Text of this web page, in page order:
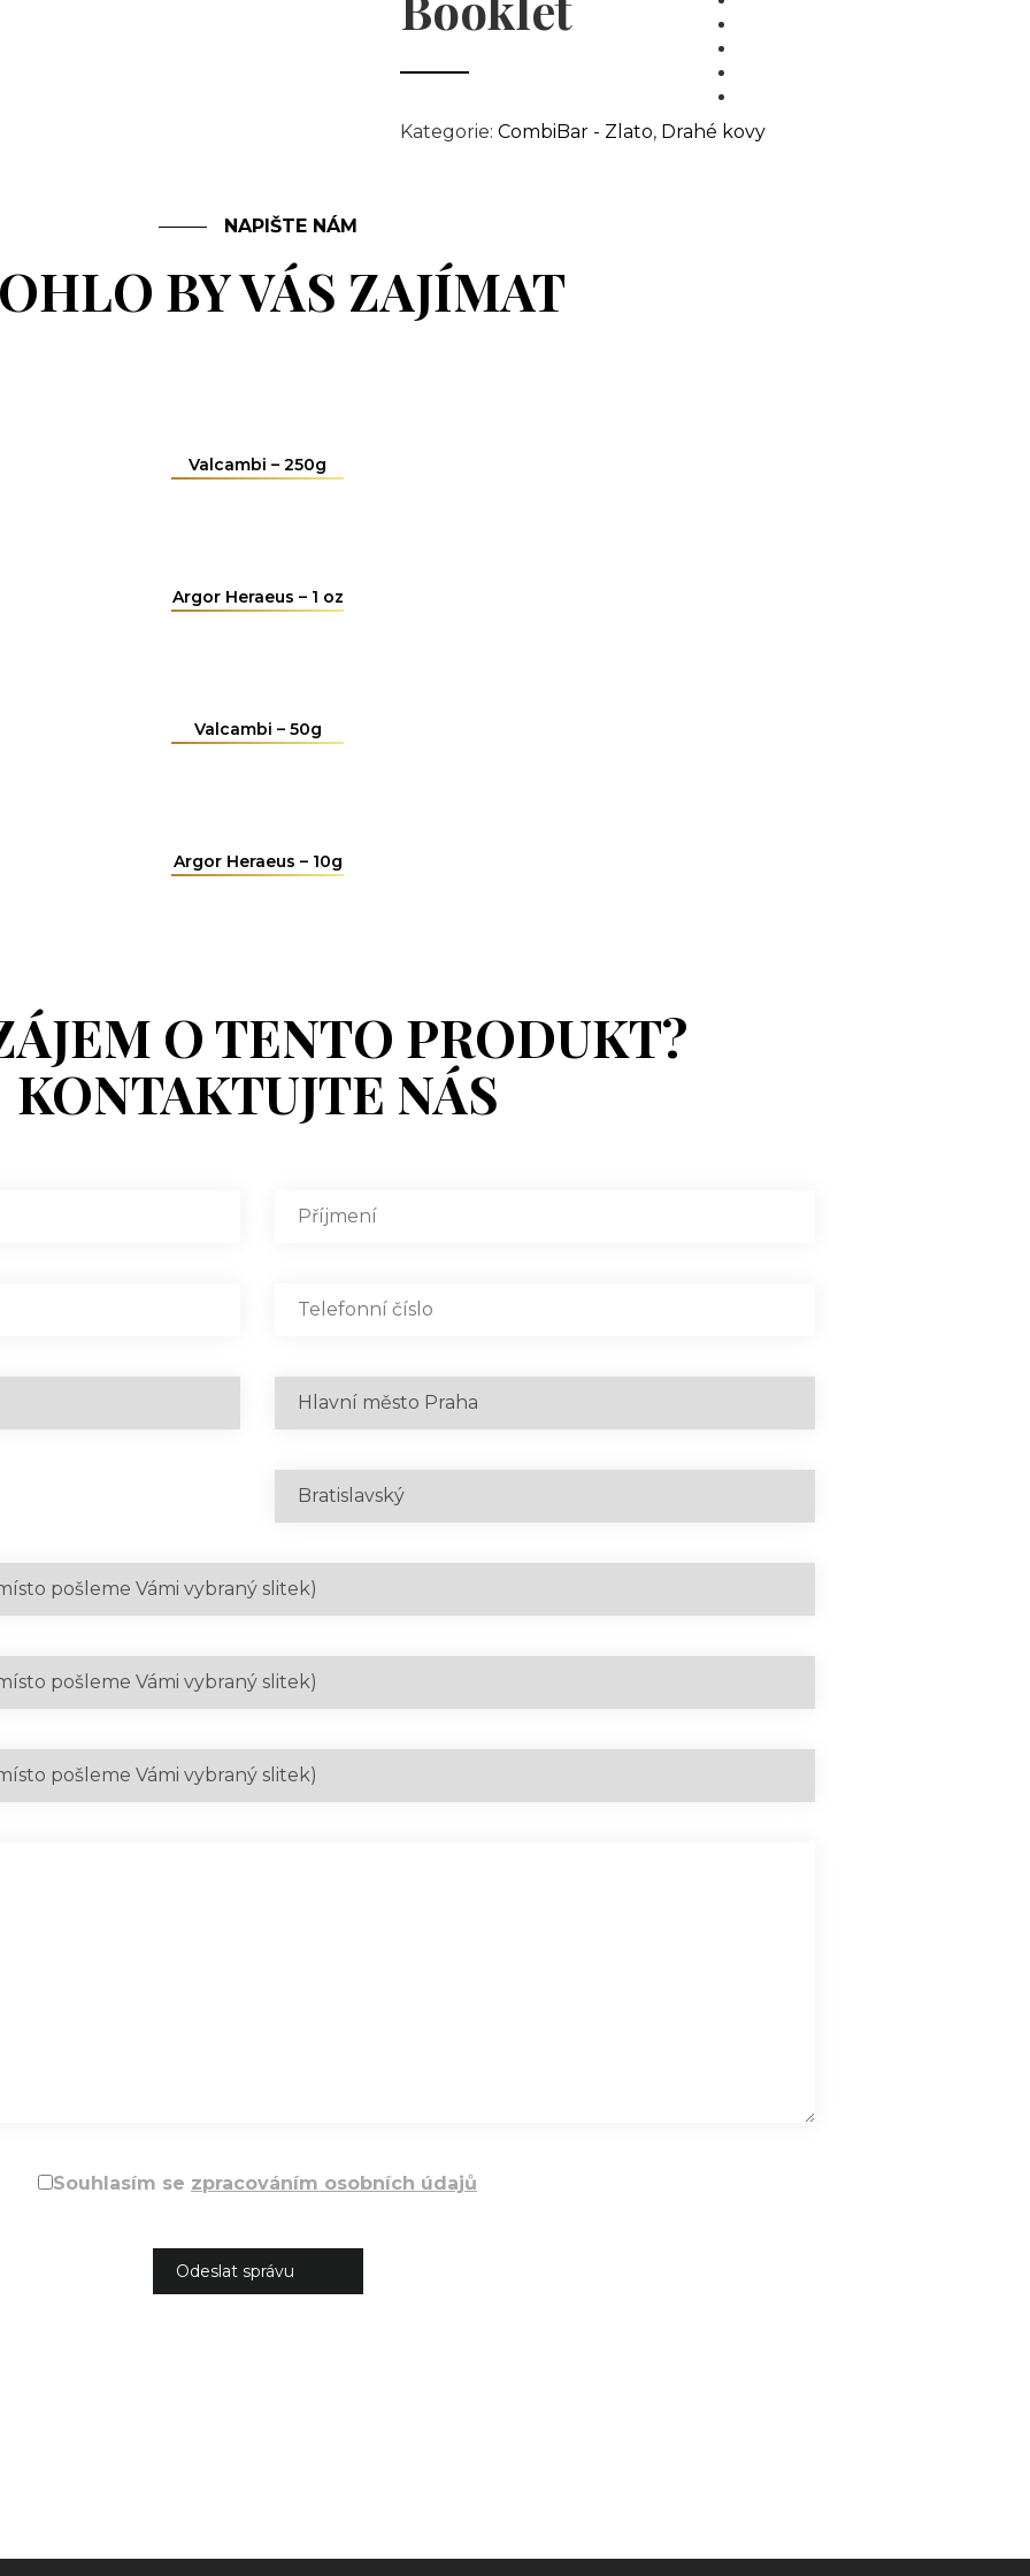
Kategorie:CombiBar - Zlato, Drahé kovy
NAPIŠTE NÁM
BY VÁS ZAJÍMAT
Valcambi – 250g
Argor Heraeus – 1 oz
Valcambi – 50g
Argor Heraeus – 10g
O TENTO PRODUKT?
KONTAKTUJTE NÁS
Souhlasím se zpracováním osobních údajů